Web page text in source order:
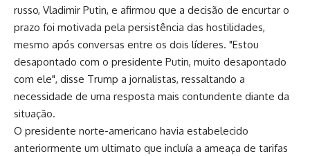
russo, Vladimir Putin, e afirmou que a decisão de encurtar o
prazo foi motivada pela persistência das hostilidades,
mesmo após conversas entre os dois líderes. "Estou
desapontado com o presidente Putin, muito desapontado
com ele", disse Trump a jornalistas, ressaltando a
necessidade de uma resposta mais contundente diante da
situação.
O presidente norte-americano havia estabelecido
anteriormente um ultimato que incluía a ameaça de tarifas